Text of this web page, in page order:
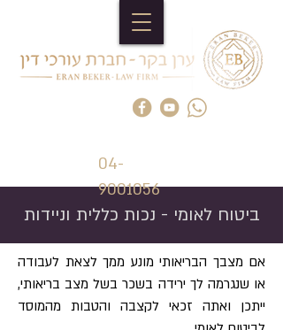
04-
9001056
ביטוח לאומי - נכות כללית וניידות
אם מצבך הבריאותי מונע ממך לצאת לעבודה
או שנגרמה לך ירידה בשכר בשל מצב בריאותי,
ייתכן ואתה זכאי לקצבה והטבות מהמוסד